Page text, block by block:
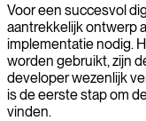
Voor een succesvol
aantrekkelijk ontwerp
implementatie nodig.
worden gebruikt, zijn
developer wezenlijk
is de eerste stap om
vinden.